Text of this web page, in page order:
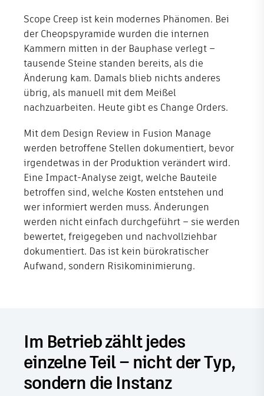
Scope Creep ist kein modernes Phänomen. Bei
der Cheopspyramide wurden die internen
Kammern mitten in der Bauphase verlegt –
tausende Steine standen bereits, als die
Änderung kam. Damals blieb nichts anderes
übrig, als manuell mit dem Meißel
nachzuarbeiten. Heute gibt es Change Orders.
Mit dem Design Review in Fusion Manage
werden betroffene Stellen dokumentiert, bevor
irgendetwas in der Produktion verändert wird.
Eine Impact-Analyse zeigt, welche Bauteile
betroffen sind, welche Kosten entstehen und
wer informiert werden muss. Änderungen
werden nicht einfach durchgeführt – sie werden
bewertet, freigegeben und nachvollziehbar
dokumentiert. Das ist kein bürokratischer
Aufwand, sondern Risikominimierung.
Im Betrieb zählt jedes
einzelne Teil – nicht der Typ,
sondern die Instanz